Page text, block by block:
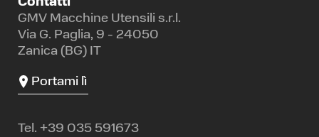
GMV Macchine Utensili s.r.l.
Via G. Paglia, 9 - 24050
Zanica (BG) IT
Portami lì
Tel. +39 035 591673